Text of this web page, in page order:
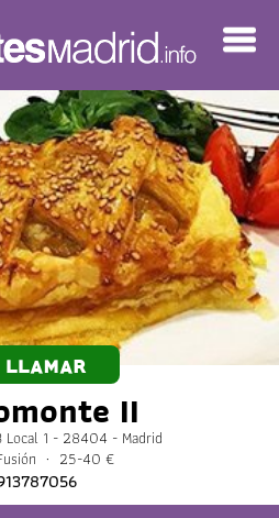
LLAMAR
II
Local 1 - 28404 - Madrid
· 25-40 €